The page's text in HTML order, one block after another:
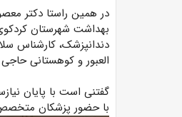
در همین راستا دکتر
بهداشت شهرستان
دندانپزشک، کارشناس
العبور و کوهستانی
گفتنی است با پایان
با حضور پزشکان